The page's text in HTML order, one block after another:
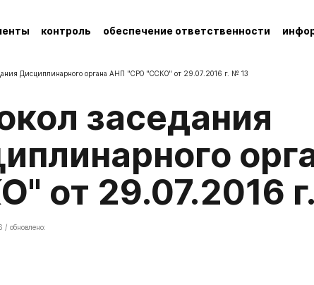
контроль обеспечение ответственности
Дисциплинарного органа АНП "СРО "ССКО" от 29.07.2016 г. № 13
от 29.07.2016
/ обновлено: